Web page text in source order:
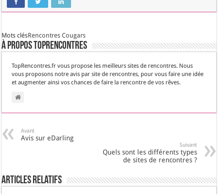
Mots clésRencontres Cougars
À propos TopRencontres
TopRencontres.fr vous propose les meilleurs sites de rencontres. Nous
vous proposons notre avis par site de rencontres, pour vous faire une idée
et augmenter ainsi vos chances de faire la rencontre de vos rêves.
Avant
Avis sur eDarling
Suivant
Quels sont les différents types
de sites de rencontres ?
Articles Relatifs